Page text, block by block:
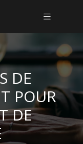
DE
POUR
DE